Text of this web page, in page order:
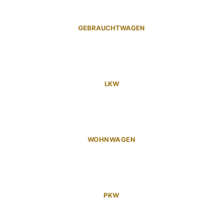
GEBRAUCHTWAGEN
LKW
WOHNWAGEN
PKW